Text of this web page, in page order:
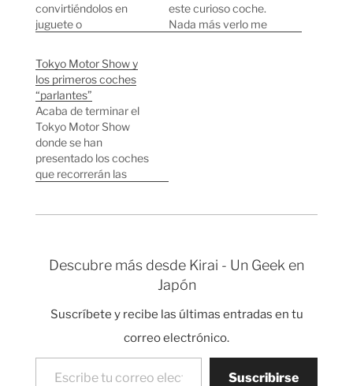
convirtiéndolos en
juguete o
guapas tampoco
pueden robar coches.
este curioso coche.
Nada más verlo me
Tokyo Motor Show y
los primeros coches
“parlantes”
Acaba de terminar el
Tokyo Motor Show
donde se han
presentado los coches
que recorrerán las
todas las marcas han
sentido. También se
Descubre más desde Kirai - Un Geek en
Japón
Suscríbete y recibe las últimas entradas en tu
correo electrónico.
Escribe tu correo electrónico…
Suscribirse